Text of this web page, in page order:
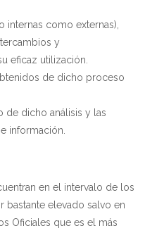
internas como externas),
y
eficaz utilización.
de dicho proceso
de dicho análisis y las
información.
en el intervalo de los
bastante elevado salvo en
Oficiales que es el más